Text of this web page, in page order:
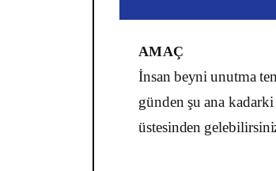
AMAÇ
İnsan beyni unutma
günden şu anakadarki
üstesinden